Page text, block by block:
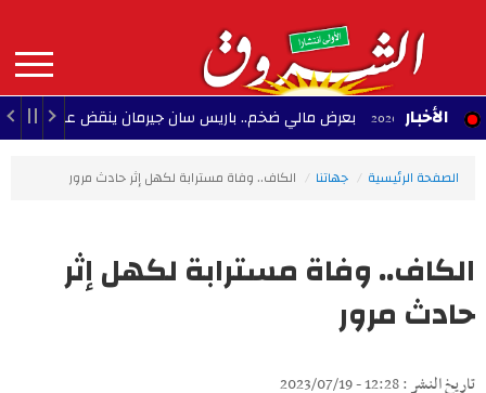
contenu
principal
MAIN
NAVIGATION الأخباربعرض مالي ضخم.. باريس سان جيرمان ينقض على نجم ريال مدريد
الصفحة الرئيسية جهاتنا الكاف.. وفاة مسترابة لكهل إثر حادث مرور
الكاف.. وفاة مسترابة لكهل إثر
حادث مرور
تاريخ النشر : 12:28 - 2023/07/19